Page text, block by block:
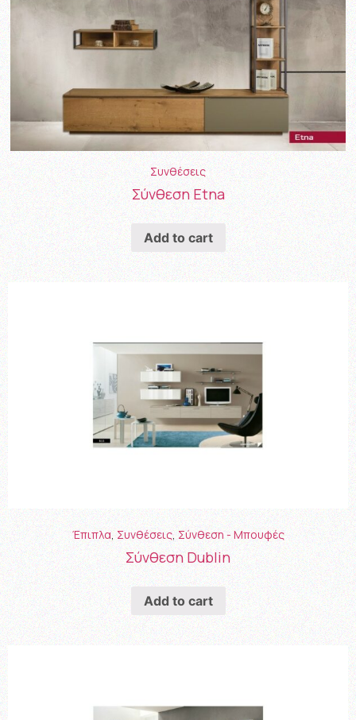
Συνθέσεις
Σύνθεση Etna
Add to cart
Έπιπλα,Συνθέσεις,Σύνθεση - Μπουφές
Σύνθεση Dublin
Add to cart